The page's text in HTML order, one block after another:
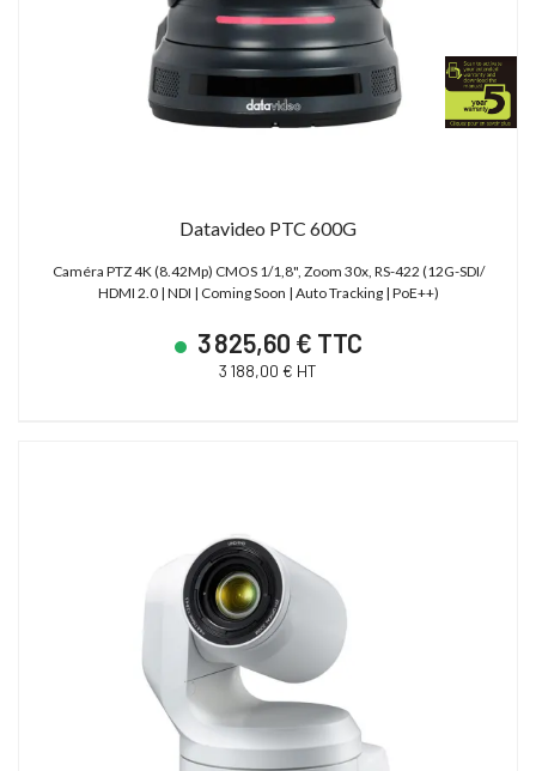
Datavideo PTC 600G
Caméra PTZ 4K (8.42Mp) CMOS 1/1,8", Zoom 30x, RS-422 (12G-SDI/
HDMI 2.0 | NDI | Coming Soon | Auto Tracking | PoE++)
3 825,60 € TTC
3 188,00 € HT